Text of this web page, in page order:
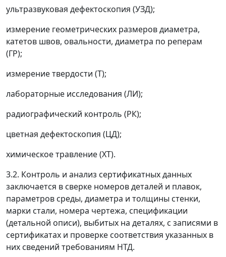
ультразвуковая дефектоскопия (УЗД);
измерение геометрических размеров диаметра,
катетов швов, овальности, диаметра по реперам
(ГР);
измерение твердости (Т);
лабораторные исследования (ЛИ);
радиографический контроль (РК);
цветная дефектоскопия (ЦД);
химическое травление (XT).
3.2. Контроль и анализ сертификатных данных
заключается в сверке номеров деталей и плавок,
параметров среды, диаметра и толщины стенки,
марки стали, номера чертежа, спецификации
(детальной описи), выбитых на деталях, с записями в
сертификатах и проверке соответствия указанных в
них сведений требованиям НТД.